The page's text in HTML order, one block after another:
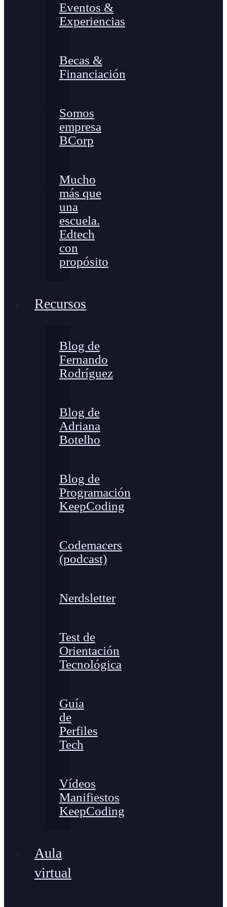
Eventos &
Experiencias
Becas &
Financiación
Somos
empresa
BCorp
Mucho
más que
una
escuela.
Edtech
con
propósito
Recursos
Blog de
Fernando
Rodríguez
Blog de
Adriana
Botelho
Blog de
Programación
KeepCoding
Codemacers
(podcast)
Nerdsletter
Test de
Orientación
Tecnológica
Guía
de
Perfiles
Tech
Vídeos
Manifiestos
KeepCoding
Aula
virtual